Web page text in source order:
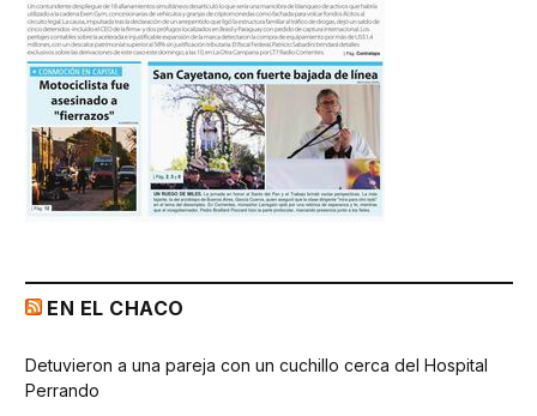
EN EL CHACO
Detuvieron a una pareja con un cuchillo cerca del Hospital
Perrando